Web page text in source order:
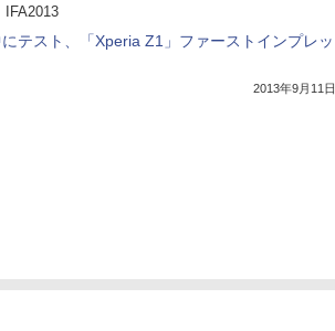
IFA2013
テスト、「Xperia Z1」ファーストインプレッ
2013年9月11日